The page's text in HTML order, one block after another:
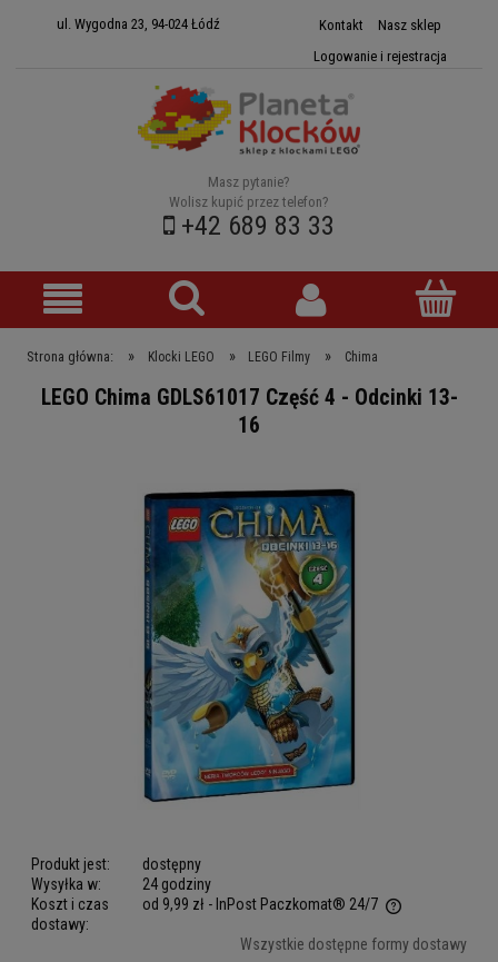
ul. Wygodna 23, 94-024 Łódź Kontakt
Nasz sklep
Logowanie i rejestracja
Masz pytanie?
Wolisz kupić przez telefon?
+42 689 83 33
Strona główna: » Klocki LEGO » LEGO Filmy » Chima
LEGO Chima GDLS61017 Część 4 - Odcinki 13-
16
Produkt jest:
dostępny
Wysyłka w:
24 godziny
Koszt i czas
dostawy:
od 9,99 zł - InPost Paczkomat® 24/7
Cena nie zawiera ewentualnych kosztów płatności
Wszystkie dostępne formy dostawy